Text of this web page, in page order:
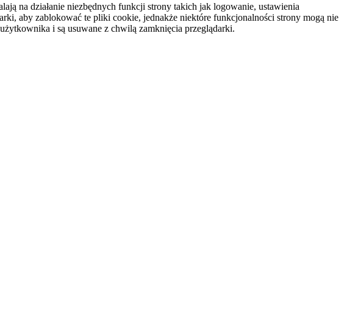
na działanie niezbędnych funkcji strony takich jak logowanie, ustawienia
aby zablokować te pliki cookie, jednakże niektóre funkcjonalności strony mogą nie
i są usuwane z chwilą zamknięcia przeglądarki.